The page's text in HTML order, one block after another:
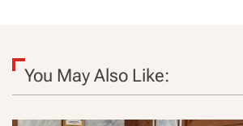
You May Also Like: